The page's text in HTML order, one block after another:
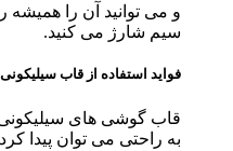
و می توانید آن را
سیم شارژ می کنید.
فواید استفاده از قاب
قاب گوشی های سیلیکونی
به راحتی می توان پیدا